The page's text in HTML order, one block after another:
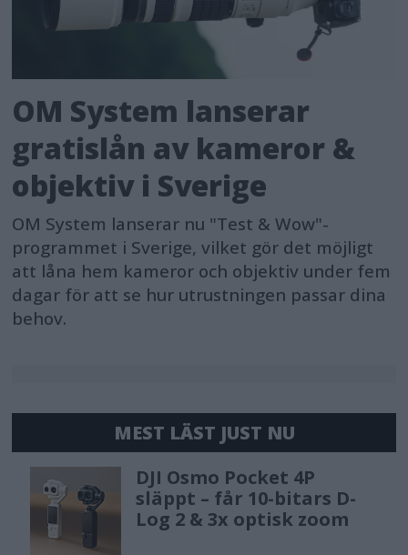
OM System lanserar
gratislån av kameror &
objektiv i Sverige
OM System lanserar nu "Test & Wow"-
programmet i Sverige, vilket gör det möjligt
att låna hem kameror och objektiv under fem
dagar för att se hur utrustningen passar dina
behov.
MEST LÄST JUST NU
DJI Osmo Pocket 4P
släppt – får 10-bitars D-
Log 2 & 3x optisk zoom